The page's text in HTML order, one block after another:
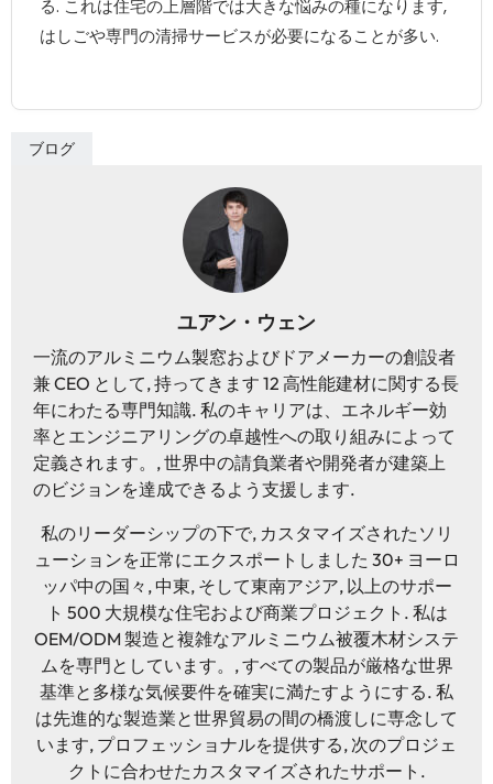
る. これは住宅の上層階では大きな悩みの種になります,
はしごや専門の清掃サービスが必要になることが多い.
ブログ
ユアン・ウェン
一流のアルミニウム製窓およびドアメーカーの創設者
兼 CEO として, 持ってきます 12 高性能建材に関する長
年にわたる専門知識. 私のキャリアは、エネルギー効
率とエンジニアリングの卓越性への取り組みによって
定義されます。, 世界中の請負業者や開発者が建築上
のビジョンを達成できるよう支援します.
私のリーダーシップの下で, カスタマイズされたソリ
ューションを正常にエクスポートしました 30+ ヨーロ
ッパ中の国々, 中東, そして東南アジア, 以上のサポー
ト 500 大規模な住宅および商業プロジェクト. 私は
OEM/ODM 製造と複雑なアルミニウム被覆木材システ
ムを専門としています。, すべての製品が厳格な世界
基準と多様な気候要件を確実に満たすようにする. 私
は先進的な製造業と世界貿易の間の橋渡しに専念して
います, プロフェッショナルを提供する, 次のプロジェ
クトに合わせたカスタマイズされたサポート.